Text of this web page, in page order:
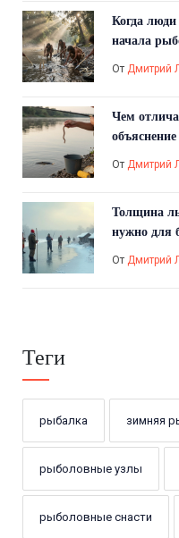
Когда
начала
От Дмитрий
Чем
От Дмитрий
Толщина
нужно для
От Дмитрий
Теги
рыбалка зимняя
рыболовные узлы
рыболовные снасти